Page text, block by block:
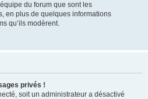
du forum que sont les
en plus de quelques informations
qu’ils modèrent.
privés !
soit un administrateur a désactivé